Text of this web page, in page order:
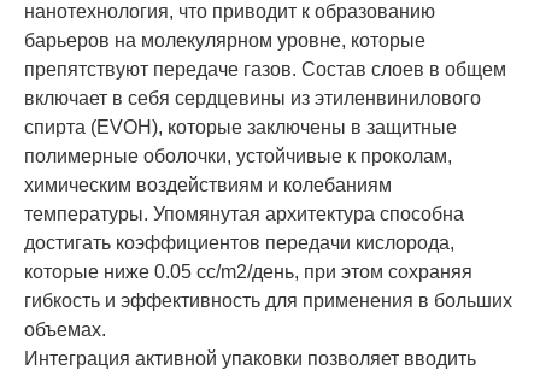
нанотехнология, что приводит к образованию
барьеров на молекулярном уровне, которые
препятствуют передаче газов. Состав слоев в общем
включает в себя сердцевины из этиленвинилового
спирта (EVOH), которые заключены в защитные
полимерные оболочки, устойчивые к проколам,
химическим воздействиям и колебаниям
температуры. Упомянутая архитектура способна
достигать коэффициентов передачи кислорода,
которые ниже 0.05 cc/m2/день, при этом сохраняя
гибкость и эффективность для применения в больших
объемах.
Интеграция активной упаковки позволяет вводить